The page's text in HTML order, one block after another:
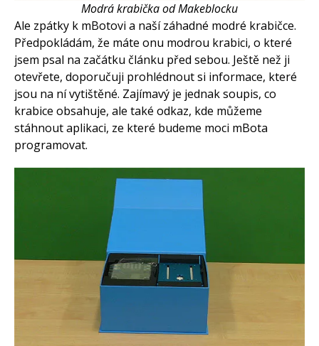
Modrá krabička od Makeblocku
Ale zpátky k mBotovi a naší záhadné modré krabičce.
Předpokládám, že máte onu modrou krabici, o které
jsem psal na začátku článku před sebou. Ještě než ji
otevřete, doporučuji prohlédnout si informace, které
jsou na ní vytištěné. Zajímavý je jednak soupis, co
krabice obsahuje, ale také odkaz, kde můžeme
stáhnout aplikaci, ze které budeme moci mBota
programovat.